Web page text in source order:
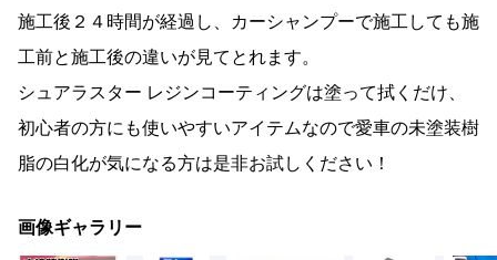
施工後２４時間が経過し、カーシャンプーで施工しても施
工前と施工後の違いが見てとれます。
シュアラスター レジンコーティングは塗って拭くだけ、
初心者の方にも使いやすいアイテムなので愛車の未塗装樹
脂の白化が気になる方は是非お試しください！
画像ギャラリー